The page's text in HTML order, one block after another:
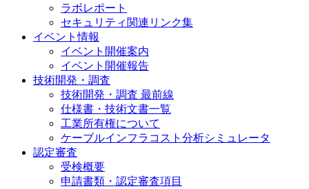
ラボレポート
セキュリティ関連リンク集
イベント情報
イベント開催案内
イベント開催報告
技術開発・調査
技術開発・調査 最前線
仕様書・技術文書一覧
工業所有権について
ケーブルインフラコスト分析シミュレータ
認定審査
受検概要
申請書類・認定審査項目